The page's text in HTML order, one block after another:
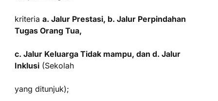
kriteria a. Jalur Prestasi, b. Jalur Perpindahan
Tugas Orang Tua,
c. Jalur Keluarga Tidak mampu, dan d. Jalur
Inklusi (Sekolah
yang ditunjuk);